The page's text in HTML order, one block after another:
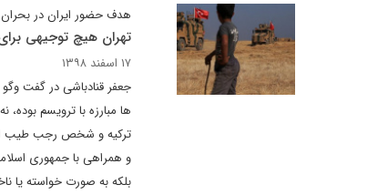
هدف حضور ایران در
تهران هیچ توجیهی
۱۷ اسفند ۱۳۹۸
جعفر قنادباشی در گفت
ها مبارزه با ترویسم
ترکیه و شخص رجب طیب
و همراهی با جمهوری
بلکه به صورت خواسته یا